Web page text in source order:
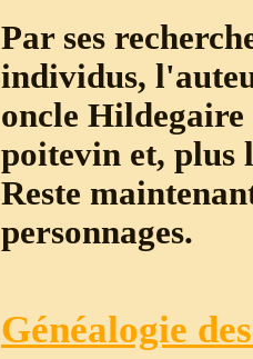
Par ses
individus,
oncle Hildegaire
poitevin et, plus
Reste
personnages.
Généalogie